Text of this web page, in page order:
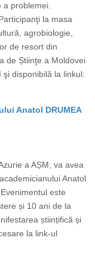
problemei.
la masa
agrobiologie,
de resort din
de Știinţe a Moldovei
disponibilă la linkul:
Anatol DRUMEA
a AȘM, va avea
Anatol
este
și 10 ani de la
științifică și
la link-ul